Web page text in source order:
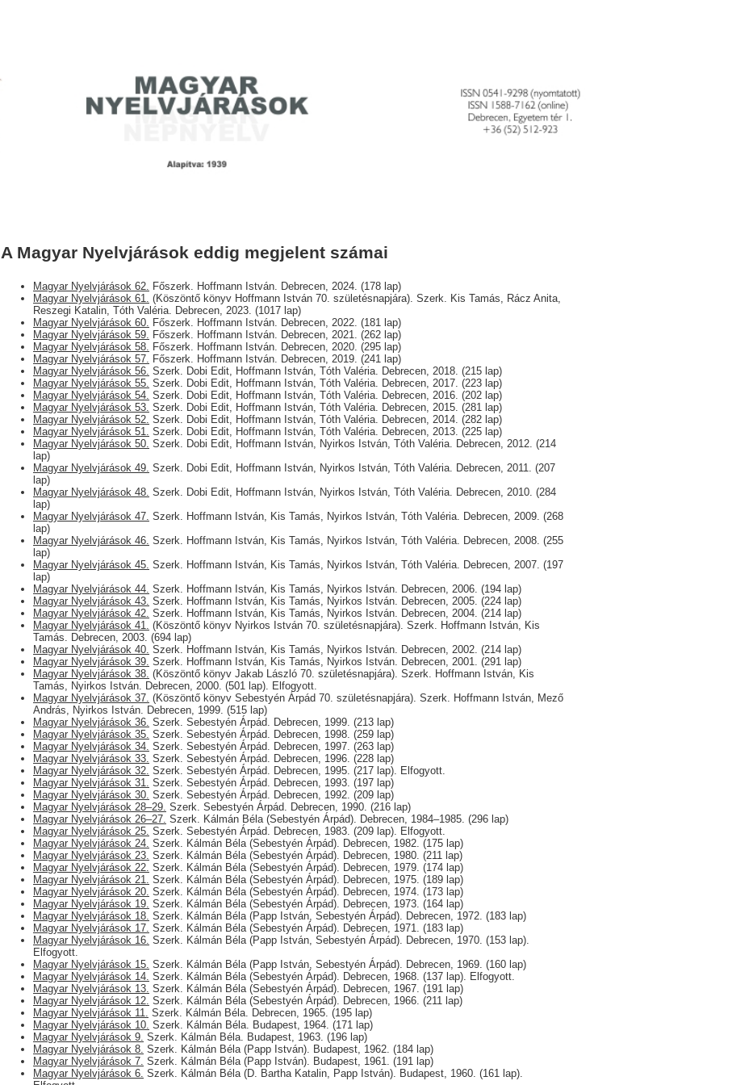
A Magyar Nyelvjárások eddig megjelent számai
Magyar Nyelvjárások 62. Főszerk. Hoffmann István. Debrecen, 2024. (178 lap)
Magyar Nyelvjárások 61.
(Köszöntő könyv Hoffmann István 70. születésnapjára). Szerk. Kis Tamás, Rácz Anita,
Reszegi Katalin, Tóth Valéria. Debrecen, 2023. (1017 lap)
Magyar Nyelvjárások 60. Főszerk. Hoffmann István. Debrecen, 2022. (181 lap)
Magyar Nyelvjárások 59. Főszerk. Hoffmann István. Debrecen, 2021. (262 lap)
Magyar Nyelvjárások 58. Főszerk. Hoffmann István. Debrecen, 2020. (295 lap)
Magyar Nyelvjárások 57. Főszerk. Hoffmann István. Debrecen, 2019. (241 lap)
Magyar Nyelvjárások 56. Szerk. Dobi Edit, Hoffmann István, Tóth Valéria. Debrecen, 2018. (215 lap)
Magyar Nyelvjárások 55. Szerk. Dobi Edit, Hoffmann István, Tóth Valéria. Debrecen, 2017. (223 lap)
Magyar Nyelvjárások 54. Szerk. Dobi Edit, Hoffmann István, Tóth Valéria. Debrecen, 2016. (202 lap)
Magyar Nyelvjárások 53. Szerk. Dobi Edit, Hoffmann István, Tóth Valéria. Debrecen, 2015. (281 lap)
Magyar Nyelvjárások 52. Szerk. Dobi Edit, Hoffmann István, Tóth Valéria. Debrecen, 2014. (282 lap)
Magyar Nyelvjárások 51.
Szerk. Dobi Edit, Hoffmann István, Tóth Valéria. Debrecen, 2013. (225 lap)
Magyar Nyelvjárások 50. Szerk. Dobi Edit, Hoffmann István, Nyirkos István, Tóth Valéria. Debrecen, 2012. (214
lap)
Magyar Nyelvjárások 49. Szerk. Dobi Edit, Hoffmann István, Nyirkos István, Tóth Valéria. Debrecen, 2011. (207
lap)
Magyar Nyelvjárások 48. Szerk. Dobi Edit, Hoffmann István, Nyirkos István, Tóth Valéria. Debrecen, 2010. (284
lap)
Magyar Nyelvjárások 47. Szerk. Hoffmann István, Kis Tamás, Nyirkos István, Tóth Valéria. Debrecen, 2009. (268
lap)
Magyar Nyelvjárások 46. Szerk. Hoffmann István, Kis Tamás, Nyirkos István, Tóth Valéria. Debrecen, 2008. (255
lap)
Magyar Nyelvjárások 45. Szerk. Hoffmann István, Kis Tamás, Nyirkos István, Tóth Valéria. Debrecen, 2007. (197
lap)
Magyar Nyelvjárások 44. Szerk. Hoffmann István, Kis Tamás, Nyirkos István. Debrecen, 2006. (194 lap)
Magyar Nyelvjárások 43. Szerk. Hoffmann István, Kis Tamás, Nyirkos István. Debrecen, 2005. (224 lap)
Magyar Nyelvjárások 42. Szerk. Hoffmann István, Kis Tamás, Nyirkos István. Debrecen, 2004. (214 lap)
Magyar Nyelvjárások 41.
(Köszöntő könyv Nyirkos István 70. születésnapjára). Szerk. Hoffmann István, Kis
Tamás. Debrecen, 2003. (694 lap)
Magyar Nyelvjárások 40. Szerk. Hoffmann István, Kis Tamás, Nyirkos István. Debrecen, 2002. (214 lap)
Magyar Nyelvjárások 39. Szerk. Hoffmann István, Kis Tamás, Nyirkos István. Debrecen, 2001. (291 lap)
Magyar Nyelvjárások 38. (Köszöntő könyv Jakab László 70. születésnapjára). Szerk. Hoffmann István, Kis
Tamás, Nyirkos István. Debrecen, 2000. (501 lap). Elfogyott.
Magyar Nyelvjárások 37. (Köszöntő könyv Sebestyén Árpád 70. születésnapjára). Szerk. Hoffmann István, Mező
András, Nyirkos István. Debrecen, 1999. (515 lap)
Magyar Nyelvjárások 36. Szerk. Sebestyén Árpád. Debrecen, 1999. (213 lap)
Magyar Nyelvjárások 35. Szerk. Sebestyén Árpád. Debrecen, 1998. (259 lap)
Magyar Nyelvjárások 34. Szerk. Sebestyén Árpád. Debrecen, 1997. (263 lap)
Magyar Nyelvjárások 33. Szerk. Sebestyén Árpád. Debrecen, 1996. (228 lap)
Magyar Nyelvjárások 32. Szerk. Sebestyén Árpád. Debrecen, 1995. (217 lap). Elfogyott.
Magyar Nyelvjárások 31.
Szerk. Sebestyén Árpád. Debrecen, 1993. (197 lap)
Magyar Nyelvjárások 30. Szerk. Sebestyén Árpád. Debrecen, 1992. (209 lap)
Magyar Nyelvjárások 28–29. Szerk. Sebestyén Árpád. Debrecen, 1990. (216 lap)
Magyar Nyelvjárások 26–27. Szerk. Kálmán Béla (Sebestyén Árpád). Debrecen, 1984–1985. (296 lap)
Magyar Nyelvjárások 25. Szerk. Sebestyén Árpád. Debrecen, 1983. (209 lap). Elfogyott.
Magyar Nyelvjárások 24. Szerk. Kálmán Béla (Sebestyén Árpád). Debrecen, 1982. (175 lap)
Magyar Nyelvjárások 23. Szerk. Kálmán Béla (Sebestyén Árpád). Debrecen, 1980. (211 lap)
Magyar Nyelvjárások 22. Szerk. Kálmán Béla (Sebestyén Árpád). Debrecen, 1979. (174 lap)
Magyar Nyelvjárások 21.
Szerk. Kálmán Béla (Sebestyén Árpád). Debrecen, 1975. (189 lap)
Magyar Nyelvjárások 20. Szerk. Kálmán Béla (Sebestyén Árpád). Debrecen, 1974. (173 lap)
Magyar Nyelvjárások 19. Szerk. Kálmán Béla (Sebestyén Árpád). Debrecen, 1973. (164 lap)
Magyar Nyelvjárások 18. Szerk. Kálmán Béla (Papp István, Sebestyén Árpád). Debrecen, 1972. (183 lap)
Magyar Nyelvjárások 17. Szerk. Kálmán Béla (Sebestyén Árpád). Debrecen, 1971. (183 lap)
Magyar Nyelvjárások 16. Szerk. Kálmán Béla (Papp István, Sebestyén Árpád). Debrecen, 1970. (153 lap).
Elfogyott.
Magyar Nyelvjárások 15. Szerk. Kálmán Béla (Papp István, Sebestyén Árpád). Debrecen, 1969. (160 lap)
Magyar Nyelvjárások 14. Szerk. Kálmán Béla (Sebestyén Árpád). Debrecen, 1968. (137 lap). Elfogyott.
Magyar Nyelvjárások 13. Szerk. Kálmán Béla (Sebestyén Árpád). Debrecen, 1967. (191 lap)
Magyar Nyelvjárások 12. Szerk. Kálmán Béla (Sebestyén Árpád). Debrecen, 1966. (211 lap)
Magyar Nyelvjárások 11.
Szerk. Kálmán Béla. Debrecen, 1965. (195 lap)
Magyar Nyelvjárások 10. Szerk. Kálmán Béla. Budapest, 1964. (171 lap)
Magyar Nyelvjárások 9. Szerk. Kálmán Béla. Budapest, 1963. (196 lap)
Magyar Nyelvjárások 8. Szerk. Kálmán Béla (Papp István). Budapest, 1962. (184 lap)
Magyar Nyelvjárások 7. Szerk. Kálmán Béla (Papp István). Budapest, 1961. (191 lap)
Magyar Nyelvjárások 6. Szerk. Kálmán Béla (D. Bartha Katalin, Papp István). Budapest, 1960. (161 lap).